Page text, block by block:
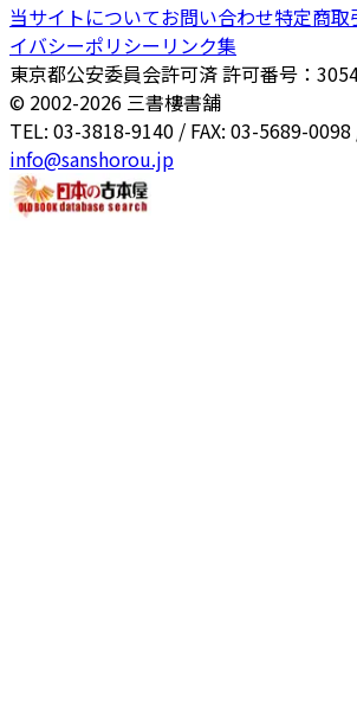
当サイトについてお問い合わせ特定商
イバシーポリシー リンク集
東京都公安委員会許可済 許可番号：
© 2002-2026 三書樓書舗
TEL: 03-3818-9140 / FAX: 03-5689-
info@sanshorou.jp